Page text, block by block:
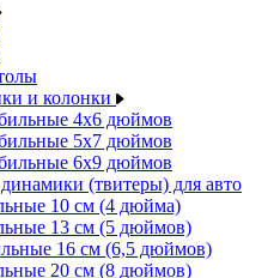
и колонки
4x6 дюймов
5x7 дюймов
6x9 дюймов
(твитеры) для авто
10 см (4 дюйма)
13 см (5 дюймов)
16 см (6,5 дюймов)
20 см (8 дюймов)